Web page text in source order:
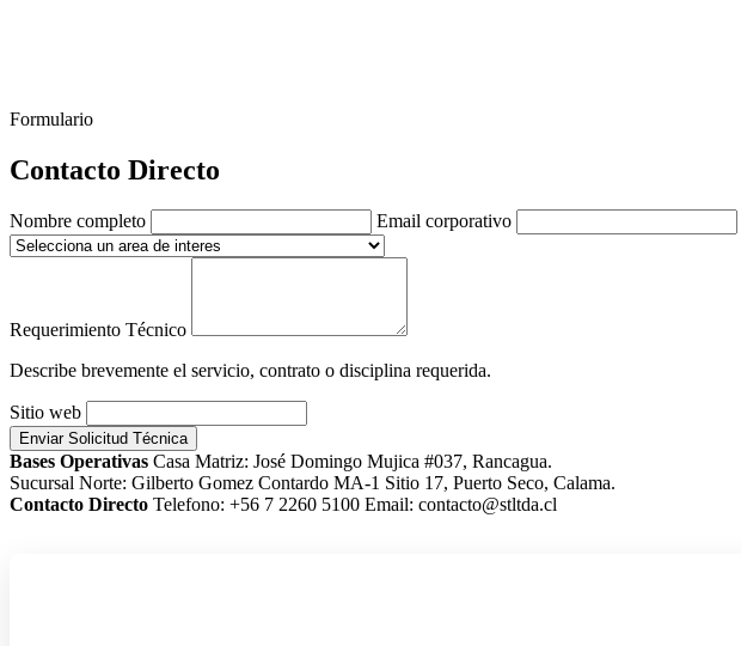
Formulario
Contacto Directo
Nombre completo Email corporativo
Requerimiento Técnico
Describe brevemente el servicio, contrato o disciplina requerida.
Sitio web
Enviar Solicitud Técnica
Bases Operativas Casa Matriz: José Domingo Mujica #037, Rancagua.
Sucursal Norte: Gilberto Gomez Contardo MA-1 Sitio 17, Puerto Seco, Calama.
Contacto Directo Telefono: +56 7 2260 5100 Email: contacto@stltda.cl